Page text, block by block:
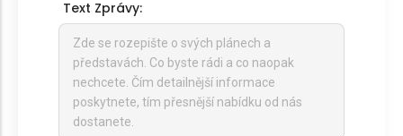
Text Zprávy: